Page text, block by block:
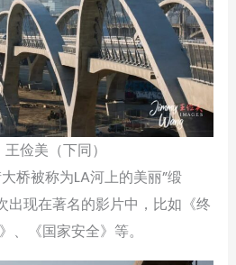
俭美（下同）
桥被称为LA河上的美丽”缎
出现在著名的影片中，比如《终
、《国家安全》等。